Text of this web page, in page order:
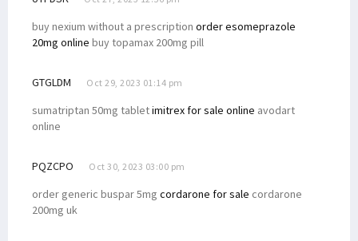
buy nexium without a prescription order esomeprazole
20mg online buy topamax 200mg pill
GTGLDM Oct 29, 2023 01:14 pm
sumatriptan 50mg tabletimitrex for sale online avodart
online
PQZCPO Oct 30, 2023 03:00 pm
order generic buspar 5mg cordarone for sale cordarone
200mg uk